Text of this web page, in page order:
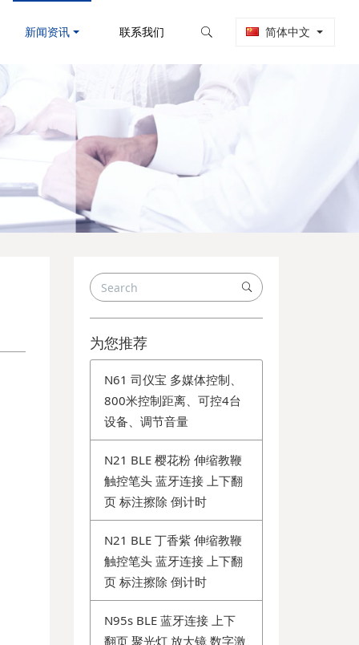
简体中文
新闻资讯 联系我们
为您推荐
N61 司仪宝 多媒体控制、
800米控制距离、可控4台
设备、调节音量
N21 BLE 樱花粉 伸缩教鞭
触控笔头 蓝牙连接 上下翻
页 标注擦除 倒计时
N21 BLE 丁香紫 伸缩教鞭
触控笔头 蓝牙连接 上下翻
页 标注擦除 倒计时
N95s BLE 蓝牙连接 上下
翻页 聚光灯 放大镜 数字激